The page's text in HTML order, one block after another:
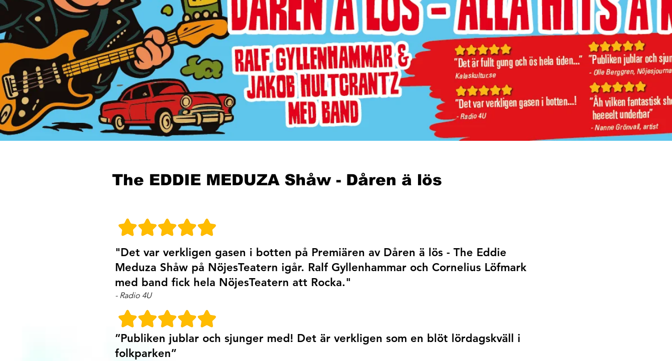
The EDDIE MEDUZA Shåw - Dåren ä lös
"Det var verkligen gasen i botten på Premiären av Dåren ä lös - The Eddie
Meduza Shåw på NöjesTeatern igår. Ralf Gyllenhammar och Cornelius Löfmark
med band fick hela NöjesTeatern att Rocka."
- Radio 4U
”Publiken jublar och sjunger med! Det är verkligen som en blöt lördagskväll i
folkparken”